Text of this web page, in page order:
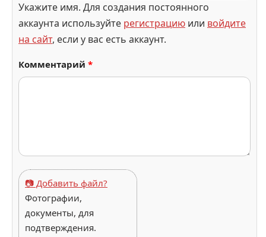
Укажите имя. Для создания постоянного
аккаунта используйте регистрацию или войдите
на сайт, если у вас есть аккаунт.
Комментарий *
📷 Добавить файл?
Фотографии,
документы, для
подтверждения.